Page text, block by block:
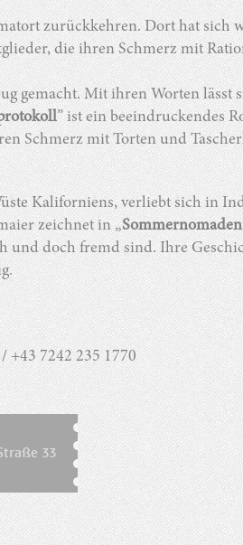
zurückkehren. Dort hat sich
die ihren Schmerz mit
gemacht. Mit ihren Worten lässt
” ist ein beeindruckendes
Schmerz mit Torten und
Kaliforniens, verliebt sich in
zeichnet in „Sommernomaden
und doch fremd sind. Ihre
+43 7242 235 1770
33